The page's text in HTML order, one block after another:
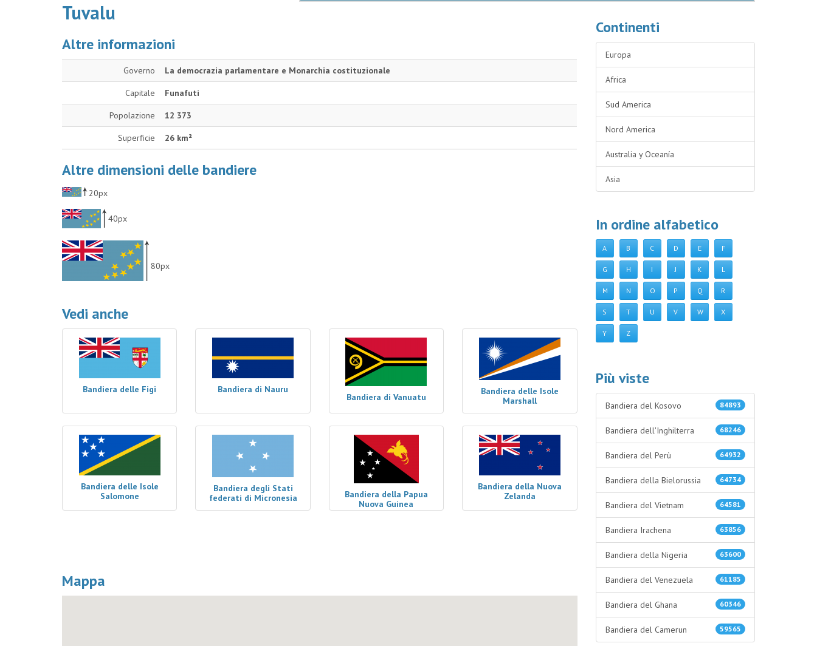
Tuvalu
Altre informazioni
Governo La democrazia parlamentare e Monarchia costituzionale
Capitale Funafuti
Popolazione 12 373
Superficie 26 km²
Altre dimensioni delle bandiere
20px
40px
80px
Vedi anche
Bandiera delle Figi Bandiera di Nauru
Bandiera di Vanuatu
Bandiera delle Isole
Marshall
Bandiera delle Isole
Salomone
Bandiera degli Stati
federati di Micronesia
Bandiera della Papua
Nuova Guinea
Bandiera della Nuova
Zelanda
Mappa
Continenti
Europa
Africa
Sud America
Nord America
Australia y Oceanía
Asia
In ordine alfabetico
A B C D E F
G H I J K L
M N O P Q R
S T U V W X
Y Z
Più viste
84893
Bandiera del Kosovo
68246
Bandiera dell'Inghilterra
64932
Bandiera del Perù
64734
Bandiera della Bielorussia
64581
Bandiera del Vietnam
63856
Bandiera Irachena
63600
Bandiera della Nigeria
61185
Bandiera del Venezuela
60346
Bandiera del Ghana
59565
Bandiera del Camerun